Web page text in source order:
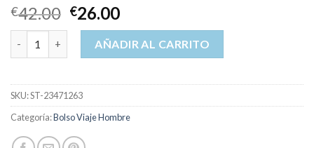
€42.00 €26.00
bolso viaje hombre cantidadAÑADIR AL CARRITO
SKU:ST-23471263
Categoría:Bolso Viaje Hombre